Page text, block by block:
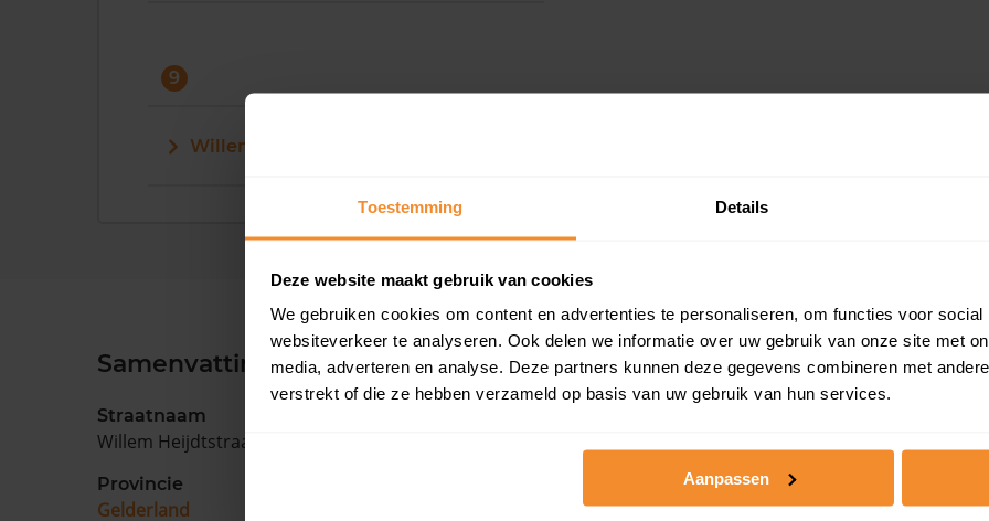
Toestemming Details
Deze website maakt gebruik van cookies
We gebruiken cookies om content en advertenties te personaliseren, om functies voor
websiteverkeer te analyseren. Ook delen we informatie over uw gebruik van onze site met
media, adverteren en analyse. Deze partners kunnen deze gegevens combineren met
verstrekt of die ze hebben verzameld op basis van uw gebruik van hun services.
Aanpassen
9
Willem Heijdtstraat 9
Samenvatting
Straatnaam
Willem Heijdtstraat
Provincie
Gelderland
Kadastrale
Woningwaarde